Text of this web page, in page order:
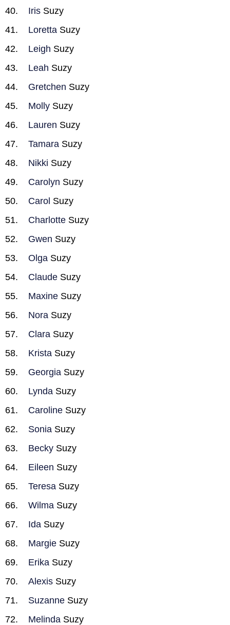
Iris Suzy
Loretta Suzy
Leigh Suzy
Leah Suzy
Gretchen Suzy
Molly Suzy
Lauren Suzy
Tamara Suzy
Nikki Suzy
Carolyn Suzy
Carol Suzy
Charlotte Suzy
Gwen Suzy
Olga Suzy
Claude Suzy
Maxine Suzy
Nora Suzy
Clara Suzy
Krista Suzy
Georgia Suzy
Lynda Suzy
Caroline Suzy
Sonia Suzy
Becky Suzy
Eileen Suzy
Teresa Suzy
Wilma Suzy
Ida Suzy
Margie Suzy
Erika Suzy
Alexis Suzy
Suzanne Suzy
Melinda Suzy